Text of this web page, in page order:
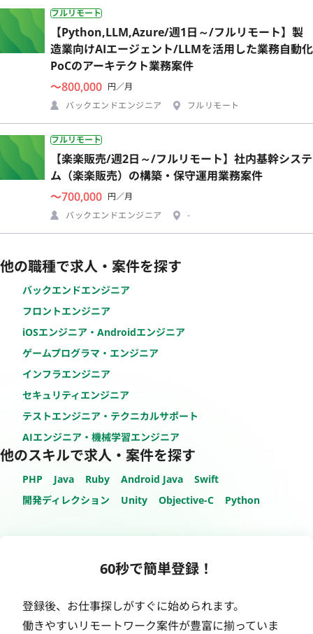
フルリモート
【Python,LLM,Azure/週1日～/フルリモート】製
造業向けAIエージェント/LLMを活用した業務自動化
PoCのアーキテクト業務案件
〜800,000 円／月
バックエンドエンジニア
フルリモート
フルリモート
【楽楽販売/週2日～/フルリモート】社内基幹システ
ム（楽楽販売）の構築・保守運用業務案件
〜700,000 円／月
バックエンドエンジニア
-
他の職種で求人・案件を探す
バックエンドエンジニア
フロントエンジニア
iOSエンジニア・Androidエンジニア
ゲームプログラマ・エンジニア
インフラエンジニア
セキュリティエンジニア
テストエンジニア・テクニカルサポート
AIエンジニア・機械学習エンジニア
他のスキルで求人・案件を探す
PHP Java Ruby Android Java
Swift
開発ディレクション
Unity Objective-C Python
60秒で簡単登録！
登録後、お仕事探しがすぐに始められます。
働きやすいリモートワーク案件が豊富に揃っていま